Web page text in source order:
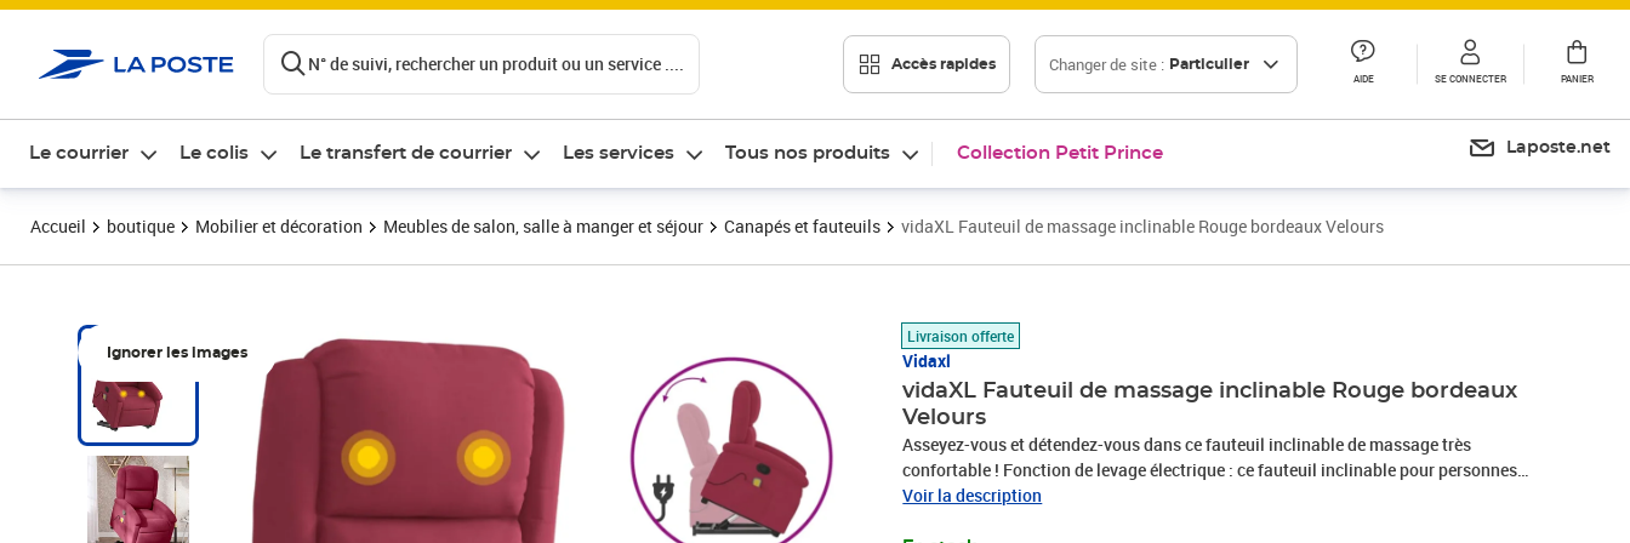
N° de suivi, rechercher un produit ou un service .... Accès rapides Changer de site : Particulier
AIDE SE CONNECTER PANIER
Le courrier Le colis Le transfert de courrier Les services Tous nos produits Collection Petit Prince Laposte.net
Accueil boutique Mobilier et décoration Meubles de salon, salle à manger et séjour Canapés et fauteuils vidaXL Fauteuil de massage inclinable Rouge bordeaux Velours
Ignorer les images
Livraison offerte
Vidaxl
vidaXL Fauteuil de massage inclinable Rouge bordeaux
Velours
Asseyez-vous et détendez-vous dans ce fauteuil inclinable de massage très
confortable ! Fonction de levage électrique : ce fauteuil inclinable pour personnes
âgées est équipé d'un moteur électrique pour la fonction de levage. Grâce à la
Voir la description
Prix barré 303,99 €
Prix 271,89€